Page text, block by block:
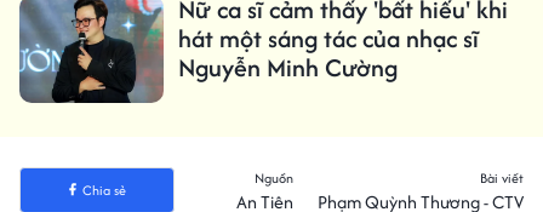
Nữ ca sĩ cảm thấy 'bất hiếu' khi
hát một sáng tác của nhạc sĩ
Nguyễn Minh Cường
Chia sẻ
Nguồn
An Tiên
Bài viết
Phạm Quỳnh Thương - CTV